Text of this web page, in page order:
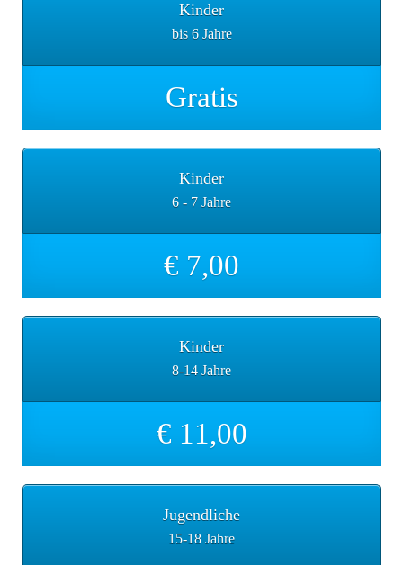
Kinder
bis 6 Jahre
Gratis
Kinder
6 - 7 Jahre
€ 7,00
Kinder
8-14 Jahre
€ 11,00
Jugendliche
15-18 Jahre